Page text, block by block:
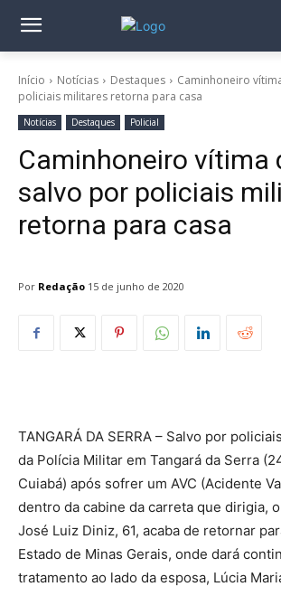
Início Notícias Destaques
Caminhoneiro
policiais militares retorna para casa
Notícias Destaques Policial
Caminhoneiro vítima
salvo por policiais
retorna para casa
Por Redação 15 de junho de 2020
TANGARÁ DA SERRA – Salvo por
da Polícia Militar em Tangará da Serra
Cuiabá) após sofrer um AVC (Acidente
dentro da cabine da carreta que dirigia,
José Luiz Diniz, 61, acaba de retornar
Estado de Minas Gerais, onde dará
tratamento ao lado da esposa, Lúcia